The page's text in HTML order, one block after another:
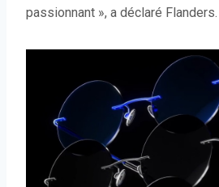
passionnant », a déclaré Flanders.